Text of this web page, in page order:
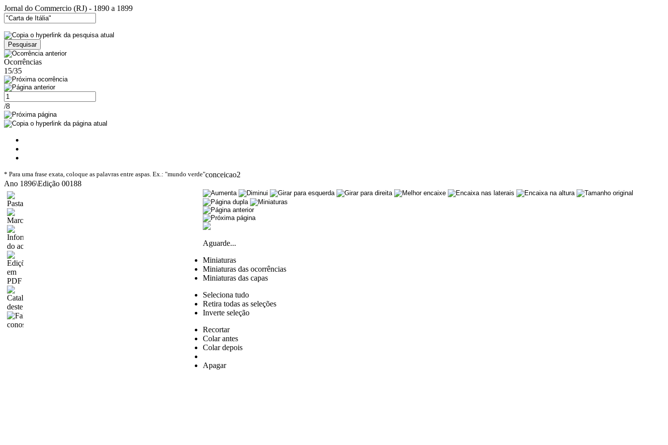
Jornal do Commercio (RJ) - 1890 a 1899
Ocorrências
15/35
/8
* Para uma frase exata, coloque as palavras entre aspas. Ex.: "mundo verde"conceicao2
Ano 1896\Edição 00188
Aguarde...
Miniaturas
Miniaturas das ocorrências
Miniaturas das capas
Seleciona tudo
Retira todas as seleções
Inverte seleção
Recortar
Colar antes
Colar depois
Apagar